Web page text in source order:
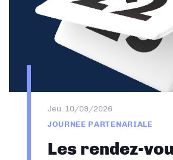
Jeu. 10/09/2026
JOURNÉE PARTENARIALE
Les rendez-